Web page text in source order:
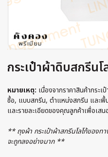
กระเป๋าผ้าดิบสกรีน
หมายเหตุ: เนื่องจากราคาสินค้ากระ
ซื้อ, แบบสกรีน, ตำแหน่งสกรีน และพื้
และรายละเอียดของคุณลูกค้าเพื่อเส
** ถุงผ้า กระเป๋าผ้าสกรีนโลโก้ของ
จะถูกลงอย่างมาก **